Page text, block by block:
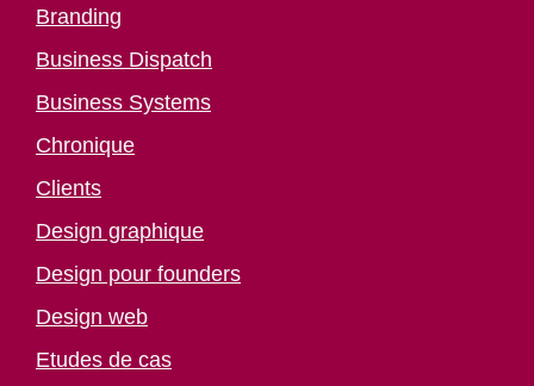
Branding
Business Dispatch
Business Systems
Chronique
Clients
Design graphique
Design pour founders
Design web
Etudes de cas